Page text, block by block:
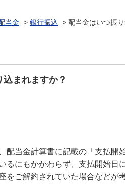
当金 > 銀行振込 > 配当金はいつ振
まれますか？
配当金計算書に記載の「支払開
るにもかかわらず、支払開始
をご解約されていた場合などが